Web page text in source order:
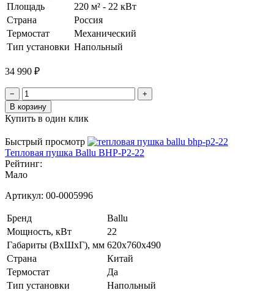
Площадь
220 м² - 22 кВт
Страна
Россия
Термостат
Механический
Тип установки Напольный
34 990 ₽
−
+
В корзину
Купить в один клик
Быстрый просмотр
Тепловая пушка Ballu BHP-P2-22
Рейтинг:
Мало
Артикул: 00-0005996
Бренд
Ballu
Мощность, кВт
22
Габариты (ВхШхГ), мм 620х760х490
Страна
Китай
Термостат
Да
Тип установки
Напольный